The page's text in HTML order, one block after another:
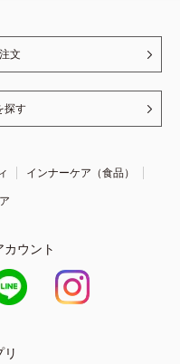
文
探す
インナーケア（食品）
ウント